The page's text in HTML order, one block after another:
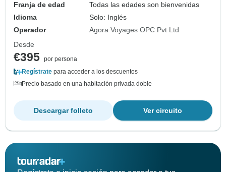
Franja de edad
Todas las edades son bienvenidas
Idioma
Solo: Inglés
Operador
Agora Voyages OPC Pvt Ltd
Desde
€395 por persona
Regístrate para acceder a los descuentos
Precio basado en una habitación privada doble
Ver circuito
Descargar folleto